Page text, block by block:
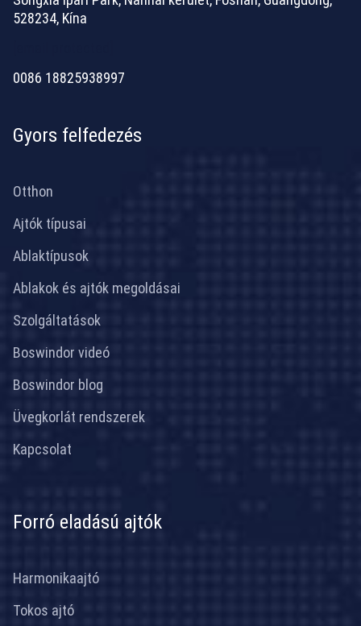
528234, Kína
0086 18825938997
Gyors felfedezés
Otthon
Ajtók típusai
Ablaktípusok
Ablakok és ajtók megoldásai
Szolgáltatások
Boswindor videó
Boswindor blog
Üvegkorlát rendszerek
Kapcsolat
Forró eladású ajtók
Harmonikaajtó
Tokos ajtó